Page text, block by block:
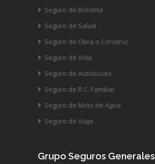
Seguro de Bicicleta
Seguro de Salud
Seguro de Obra o Construc
Seguro de Vida
Seguro de Autobuses
Seguro de R.C. Familiar
Seguro de Moto de Agua
Seguro de Viaje
Grupo Seguros Generales